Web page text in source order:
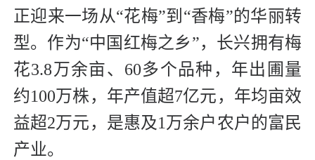
正迎来一场从“花梅”到“香梅”的华丽转
型。作为“中国红梅之乡”，长兴拥有梅
花3.8万余亩、60多个品种，年出圃量
约100万株，年产值超7亿元，年均亩效
益超2万元，是惠及1万余户农户的富民
产业。